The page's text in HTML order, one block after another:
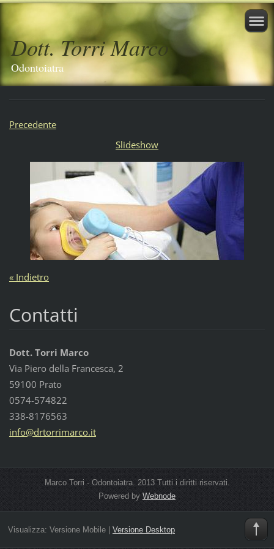
Dott. Torri Marco
Odontoiatra
Precedente
Slideshow
« Indietro
Contatti
Dott. Torri Marco
Via Piero della Francesca, 2
59100 Prato
0574-574822
338-8176563
info@drtorrimarco.it
Marco Torri - Odontoiatra. 2013 Tutti i diritti riservati.
Powered by Webnode
Visualizza: Versione Mobile| Versione Desktop